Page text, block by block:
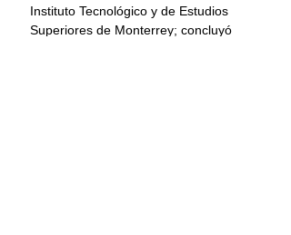
Instituto Tecnológico y de Estudios
Superiores de Monterrey; concluyó